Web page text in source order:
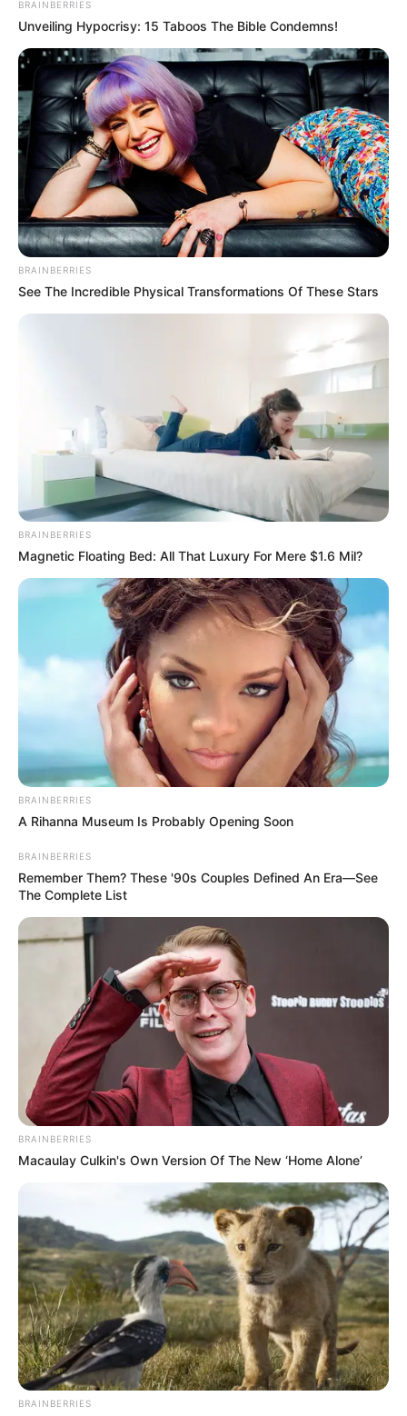
BRAINBERRIES
Unveiling Hypocrisy: 15 Taboos The Bible Condemns!
BRAINBERRIES
See The Incredible Physical Transformations Of These Stars
BRAINBERRIES
Magnetic Floating Bed: All That Luxury For Mere $1.6 Mil?
BRAINBERRIES
A Rihanna Museum Is Probably Opening Soon
BRAINBERRIES
Remember Them? These '90s Couples Defined An Era—See
The Complete List
BRAINBERRIES
Macaulay Culkin's Own Version Of The New ‘Home Alone’
BRAINBERRIES